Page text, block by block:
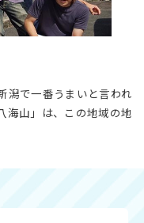
潟で一番うまいと言われ
海山」は、この地域の地